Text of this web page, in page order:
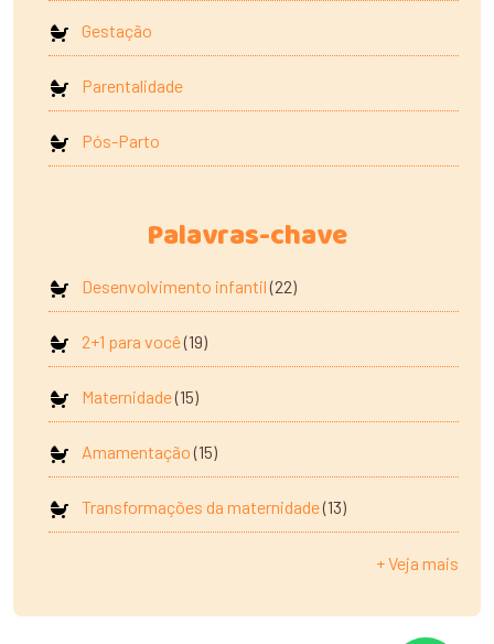
Gestação
Parentalidade
Pós-Parto
Palavras-chave
Desenvolvimento infantil(22)
2+1 para você(19)
Maternidade(15)
Amamentação(15)
Transformações da maternidade(13)
+ Veja mais